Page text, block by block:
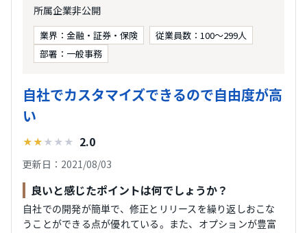
所属企業非公開
業界：金融・証券・保険
従業員数：100～299人
部署：一般事務
自社でカスタマイズできるので自由度が高
い
★★ ★ ★ ★ 2.0
更新日：2021/08/03
良いと感じたポイントは何でしょうか？
自社での開発が簡単で、修正とリリースを繰り返しおこな
うことができる点が優れている。また、オプションが豊富